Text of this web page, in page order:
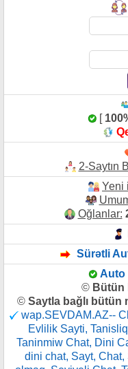
[
2-Saytın
Yeni
Oğlanlar:
Sürətli
Auto
© Bütün
© Saytla bağlı bütün
wap.SEVDAM.AZ--
Evlilik Sayti,
Taninmiw Chat, Dini
dini chat, Sayt,